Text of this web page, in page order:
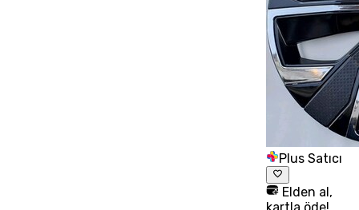
Plus Satıcı
Elden al,